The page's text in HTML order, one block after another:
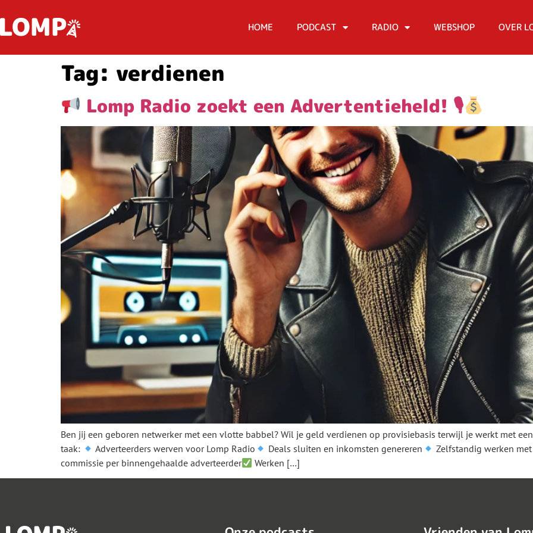
HOME PODCAST RADIO WEBSHOP OVER
Tag: verdienen
Lomp Radio zoekt een Advertentieheld! 🎙
Ben jij een geboren netwerker met een vlotte babbel? Wil je geld verdienen op provisiebasis terwijl je werkt met
taak:
Adverteerders werven voor Lomp Radio Deals sluiten en inkomsten genereren
Zelfstandig werken
commissie per binnengehaalde adverteerder
Werken […]